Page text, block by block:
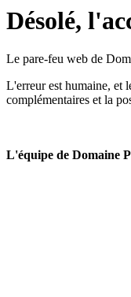
Désolé,
Le pare-feu web de
L'erreur est humaine, et
complémentaires et la
L'équipe de Domaine